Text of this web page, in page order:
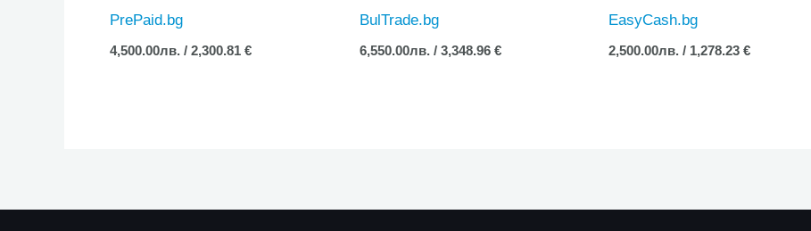
PrePaid.bg
4,500.00лв. / 2,300.81 €
BulTrade.bg
6,550.00лв./ 3,348.96 €
EasyCash.bg
2,500.00лв. / 1,278.23 €